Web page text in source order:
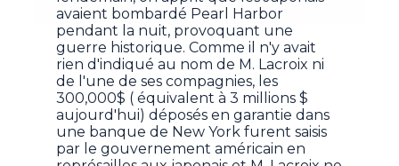
avaient bombardé Pearl Harbor
pendant la nuit, provoquant une
guerre historique. Comme il n'y avait
rien d'indiqué au nom de M. Lacroix ni
de l'une de ses compagnies, les
300,000$ ( équivalent à 3 millions $
aujourd'hui) déposés en garantie dans
une banque de New York furent saisis
par le gouvernement américain en